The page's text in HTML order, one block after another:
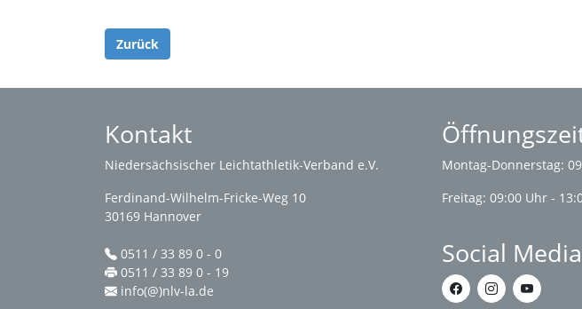
Zurück
Kontakt
Niedersächsischer Leichtathletik-Verband e.V.
Ferdinand-Wilhelm-Fricke-Weg 10
30169 Hannover
0511 / 33 89 0 - 0
0511 / 33 89 0 - 19
info(@)nlv-la.de
Montag-Donnerstag:
Freitag: 09:00 Uhr -
Social Media